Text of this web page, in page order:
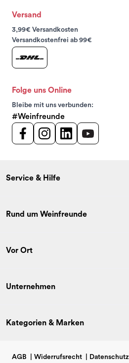
Versand
3,99€ Versandkosten
Versandkostenfrei ab 99€
Folge uns Online
Bleibe mit uns verbunden:
#Weinfreunde
Service & Hilfe
Rund um Weinfreunde
Vor Ort
Unternehmen
Kategorien & Marken
AGB Widerrufsrecht Datenschutz